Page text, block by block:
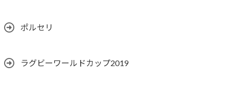
ポルセリ
ラグビーワールドカップ2019